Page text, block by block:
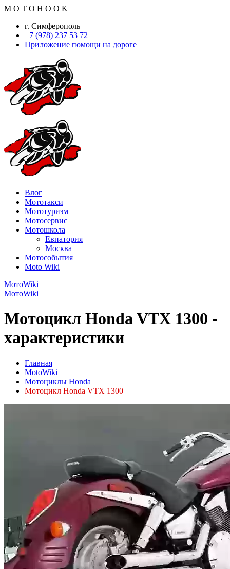
M O T O H O O K
г. Симферополь
+7 (978) 237 53 72
Приложение помощи на дороге
Влог
Мототакси
Мототуризм
Мотосервис
Мотошкола
Евпатория
Москва
Мотособытия
Moto Wiki
МотоWiki
МотоWiki
Мотоцикл Honda VTX 1300 -
характеристики
Главная
MotoWiki
Мотоциклы Honda
Мотоцикл Honda VTX 1300